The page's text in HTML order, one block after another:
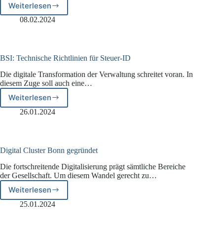
Weiterlesen
EuGH
über
biometrischen
08.02.2024
BSI: Technische Richtlinien für Steuer-ID
Die digitale Transformation der Verwaltung schreitet voran. In
diesem Zuge soll auch eine…
Weiterlesen
BSI:
Technische
ID
26.01.2024
Digital Cluster Bonn gegründet
Die fortschreitende Digitalisierung prägt sämtliche Bereiche
der Gesellschaft. Um diesem Wandel gerecht zu…
Weiterlesen
Digital
Cluster
25.01.2024